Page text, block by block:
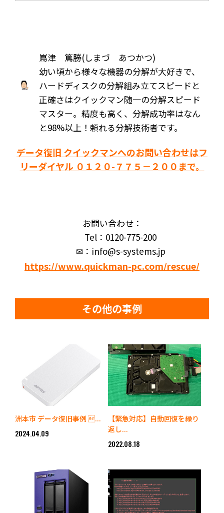
嶌津 篤勝(しまづ あつかつ)
幼い頃から様々な機器の分解が大好きで、
ハードディスクの分解組み立てスピードと
正確さはクイックマン随一の分解スピード
マスター。精度も高く、分解成功率はなん
と98%以上！頼れる分解技術者です。
データ復旧 クイックマンへのお問い合わせはフ
リーダイヤル ０１２０-７７５－２００まで。
お問い合わせ：
Tel：0120-775-200
✉：info@s-systems.jp
https://www.quickman-pc.com/rescue/
その他の事例
洲本市 データ復旧事例 ...
2024.04.09
【緊急対応】自動回復を繰り
返し...
2022.08.18